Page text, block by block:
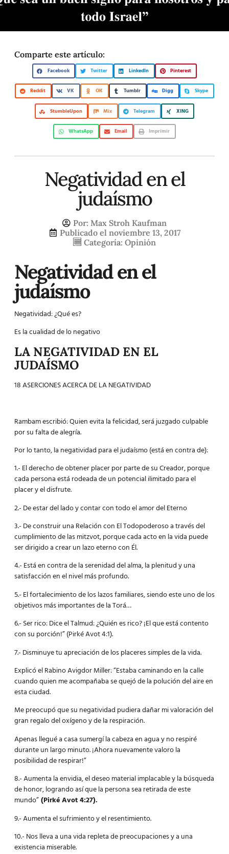
Comparte este artículo:
Facebook Twitter LinkedIn Pinterest
Reddit VK OK Tumblr Digg Skype
StumbleUpon Mix Telegram XING
WhatsApp Email Imprimir
Negatividad en el
judaísmo
Por: Max Stroh Kaufman
Publicado el noviembre 13, 2017
Categoría: Opinión
Negatividad en el
judaísmo
Negatividad: ¿Qué es?
Es la cualidad de lo negativo
LA NEGATIVIDAD EN EL
JUDAÍSMO
18 ASERCIONES ACERCA DE LA NEGATIVIDAD
Rambam escribió: Quien evita la felicidad, será juzgado culpable
por su falta de alegría.
Por lo tanto, la negatividad para el judaísmo (está en contra de):
1.- El derecho de obtener placer por parte de su Creador, porque
cada persona está rodeada de un potencial ilimitado para el
placer y el disfrute.
2.- De estar del lado y contar con todo el amor del Eterno
3.- De construir una Relación con El Todopoderoso a través del
cumplimiento de las mitzvot, porque cada acto en la vida puede
ser dirigido a crear un lazo eterno con Él.
4.- Está en contra de la serenidad del alma, la plenitud y una
satisfacción en el nivel más profundo.
5.- El fortalecimiento de los lazos familiares, siendo este uno de los
objetivos más importantes de la Torá…
6.- Ser rico: Dice el Talmud: ¿Quién es rico? ¡El que está contento
con su porción!” (Pirké Avot 4:1).
7.- Disminuye tu apreciación de los placeres simples de la vida.
Explicó el Rabino Avigdor Miller: “Estaba caminando en la calle
cuando quien me acompañaba se quejó de la polución del aire en
esta ciudad.
Me preocupó que su negatividad pudiera dañar mi valoración del
gran regalo del oxígeno y de la respiración.
Apenas llegué a casa sumergí la cabeza en agua y no respiré
durante un largo minuto. ¡Ahora nuevamente valoro la
posibilidad de respirar!”
8.- Aumenta la envidia, el deseo material implacable y la búsqueda
de honor, logrando así que la persona sea retirada de este
mundo”(Pirké Avot 4:27).
9.- Aumenta el sufrimiento y el resentimiento.
10.- Nos lleva a una vida repleta de preocupaciones y a una
existencia miserable.